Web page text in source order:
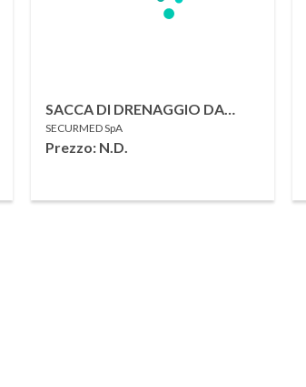
SACCA DI DRENAGGIO DA
LETTO PER INCONTINENZA
SECURDRAIN-VIA' NON
RUBINETTO SECURDRAIN
SECURMED SpA
Prezzo: N.D.